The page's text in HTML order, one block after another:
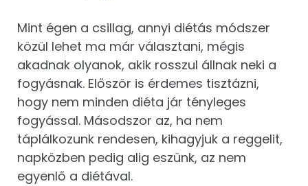
Mint égen a csillag, annyi diétás módszer
közül lehet ma már választani, mégis
akadnak olyanok, akik rosszul állnak neki a
fogyásnak. Először is érdemes tisztázni,
hogy nem minden diéta jár tényleges
fogyással. Másodszor az, ha nem
táplálkozunk rendesen, kihagyjuk a reggelit,
napközben pedig alig eszünk, az nem
egyenlő a diétával.